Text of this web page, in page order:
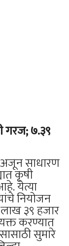
गरज; ७.३९
अजून साधारण
कृषी
येत्या
नियोजन
३९ हजार
करण्यात
सुमारे